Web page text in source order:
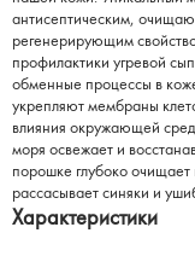
антисептическим,
регенерирующим
профилактики угревой
обменные процессы в
укрепляют мембраны
влияния окружающей
моря освежает и
порошке глубоко
рассасывает синяки и
Характеристики